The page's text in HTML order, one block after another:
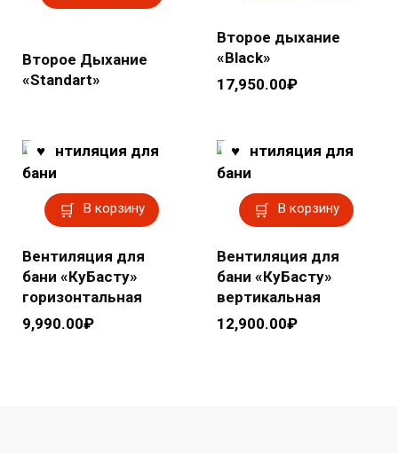
Второе Дыхание
«Standart»
Второе дыхание
«Black»
17,950.00₽
В корзину
Вентиляция для
бани «КуБасту»
горизонтальная
9,990.00₽
В корзину
Вентиляция для
бани «КуБасту»
вертикальная
12,900.00₽